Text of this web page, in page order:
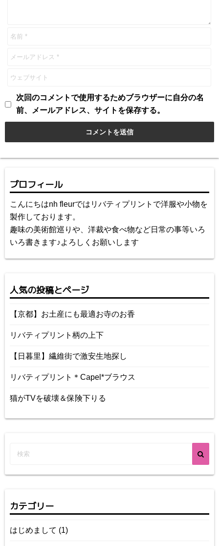
次回のコメントで使用するためブラウザーに自分の名
前、メールアドレス、サイトを保存する。
プロフィール
こんにちはnh fleurではリバティプリントで洋服や小物を
製作しております。
趣味の美術館巡りや、洋裁や食べ物など日常の事等いろ
いろ書きます♪よろしくお願いします
人気の投稿とページ
【京都】お土産にも最適お寺のお香
リバティプリント柄の上下
【日暮里】繊維街で激安生地探し
リバティプリント＊Capel*ブラウス
猫がTVを破壊＆保険下りる
カテゴリー
はじめまして (1)